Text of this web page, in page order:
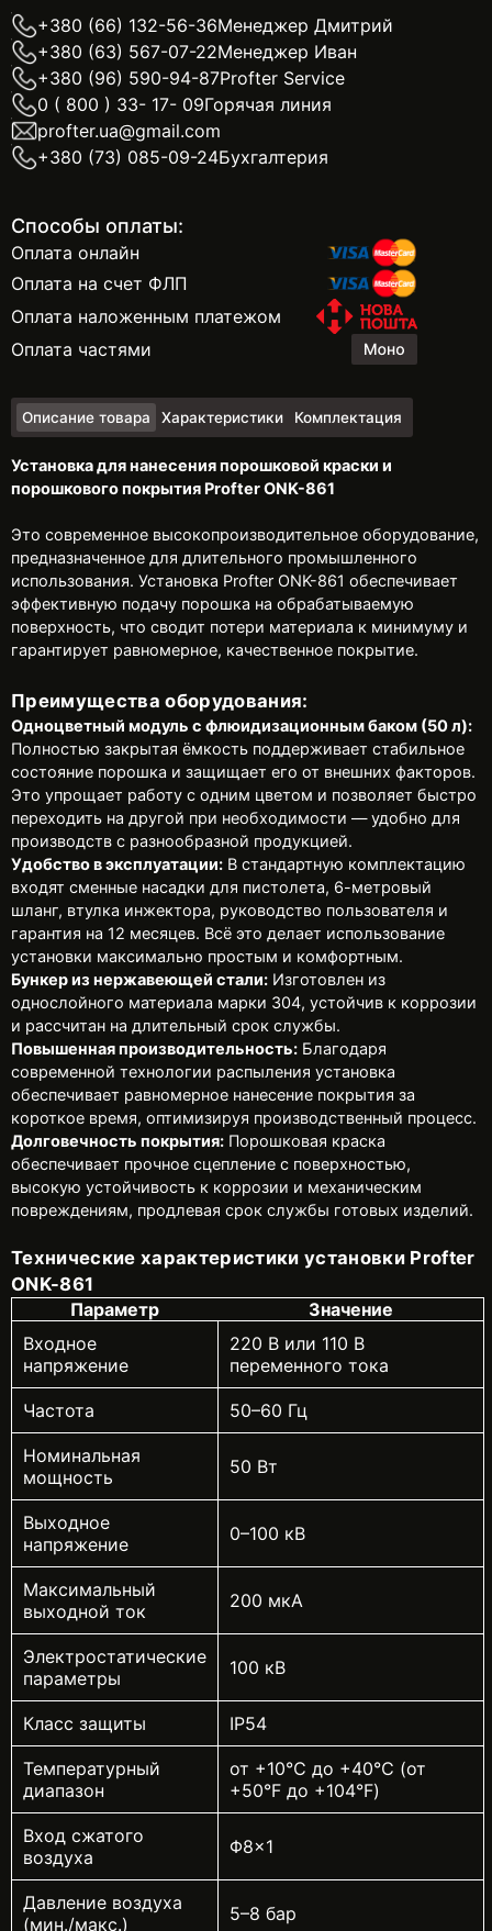
+380 (66) 132-56-36Менеджер Дмитрий
+380 (63) 567-07-22Менеджер Иван
+380 (96) 590-94-87Profter Service
0 ( 800 ) 33- 17- 09Горячая линия
profter.ua@gmail.com
+380 (73) 085-09-24Бухгалтерия
Способы оплаты:
Оплата онлайн
Оплата на счет ФЛП
Оплата наложенным платежом
Оплата частями
Описание товара Характеристики Комплектация
Установка для нанесения порошковой краски и
порошкового покрытия Profter ONK-861
Это современное высокопроизводительное оборудование,
предназначенное для длительного промышленного
использования. Установка Profter ONK-861 обеспечивает
эффективную подачу порошка на обрабатываемую
поверхность, что сводит потери материала к минимуму и
гарантирует равномерное, качественное покрытие.
Преимущества оборудования:
Одноцветный модуль с флюидизационным баком (50 л):
Полностью закрытая ёмкость поддерживает стабильное
состояние порошка и защищает его от внешних факторов.
Это упрощает работу с одним цветом и позволяет быстро
переходить на другой при необходимости — удобно для
производств с разнообразной продукцией.
Удобство в эксплуатации: В стандартную комплектацию
входят сменные насадки для пистолета, 6-метровый
шланг, втулка инжектора, руководство пользователя и
гарантия на 12 месяцев. Всё это делает использование
установки максимально простым и комфортным.
Бункер из нержавеющей стали: Изготовлен из
однослойного материала марки 304, устойчив к коррозии
и рассчитан на длительный срок службы.
Повышенная производительность: Благодаря
современной технологии распыления установка
обеспечивает равномерное нанесение покрытия за
короткое время, оптимизируя производственный процесс.
Долговечность покрытия: Порошковая краска
обеспечивает прочное сцепление с поверхностью,
высокую устойчивость к коррозии и механическим
повреждениям, продлевая срок службы готовых изделий.
Технические характеристики установки Profter
ONK-861
Параметр
Значение
Входное
напряжение
220 В или 110 В
переменного тока
Частота 50–60 Гц
Номинальная
мощность
50 Вт
Выходное
напряжение
0–100 кВ
Максимальный
выходной ток
200 мкА
Электростатические
параметры
100 кВ
Класс защиты IP54
Температурный
диапазон
от +10℃ до +40℃ (от
+50°F до +104°F)
Вход сжатого
воздуха
Φ8×1
Давление воздуха
(мин./макс.)
5–8 бар